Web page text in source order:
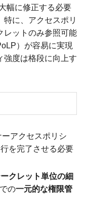
幅に修正する必要
に、アクセスポリ
レットのみ参照可能
）が容易に実現
強度は格段に向上す
アクセスポリシ
を完了させる必要
クレット単位の細
の一元的な権限管